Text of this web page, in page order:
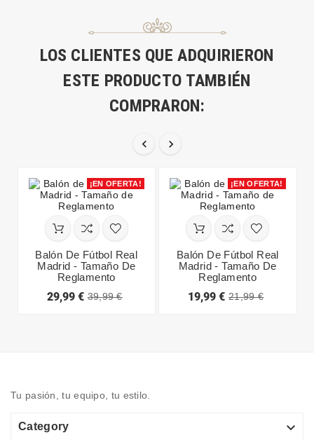
LOS CLIENTES QUE ADQUIRIERON
ESTE PRODUCTO TAMBIÉN
COMPRARON:
 
¡EN OFERTA!
Balón De Fútbol Real
Madrid - Tamaño De
Reglamento
29,99 € 39,99 €
¡EN OFERTA!
Balón De Fútbol Real
Madrid - Tamaño De
Reglamento
19,99 € 21,99 €
Tu pasión, tu equipo, tu estilo.
Category 